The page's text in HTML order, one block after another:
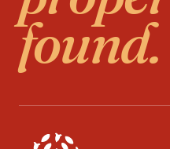
found.